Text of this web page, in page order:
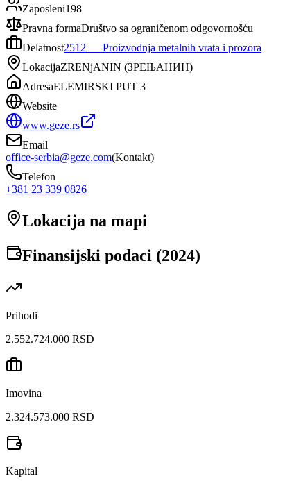
Zaposleni198
Pravna formaDruštvo sa ograničenom odgovornošću
Delatnost2512 — Proizvodnja metalnih vrata i prozora
LokacijaZRENjANIN (ЗРЕЊАНИН)
AdresaELEMIRSKI PUT 3
Website
www.geze.rs
Email
office-serbia@geze.com(Kontakt)
Telefon
+381 23 339 0826
Lokacija na mapi
Finansijski podaci (2024)
Prihodi
2.552.724.000 RSD
Imovina
2.324.573.000 RSD
Kapital